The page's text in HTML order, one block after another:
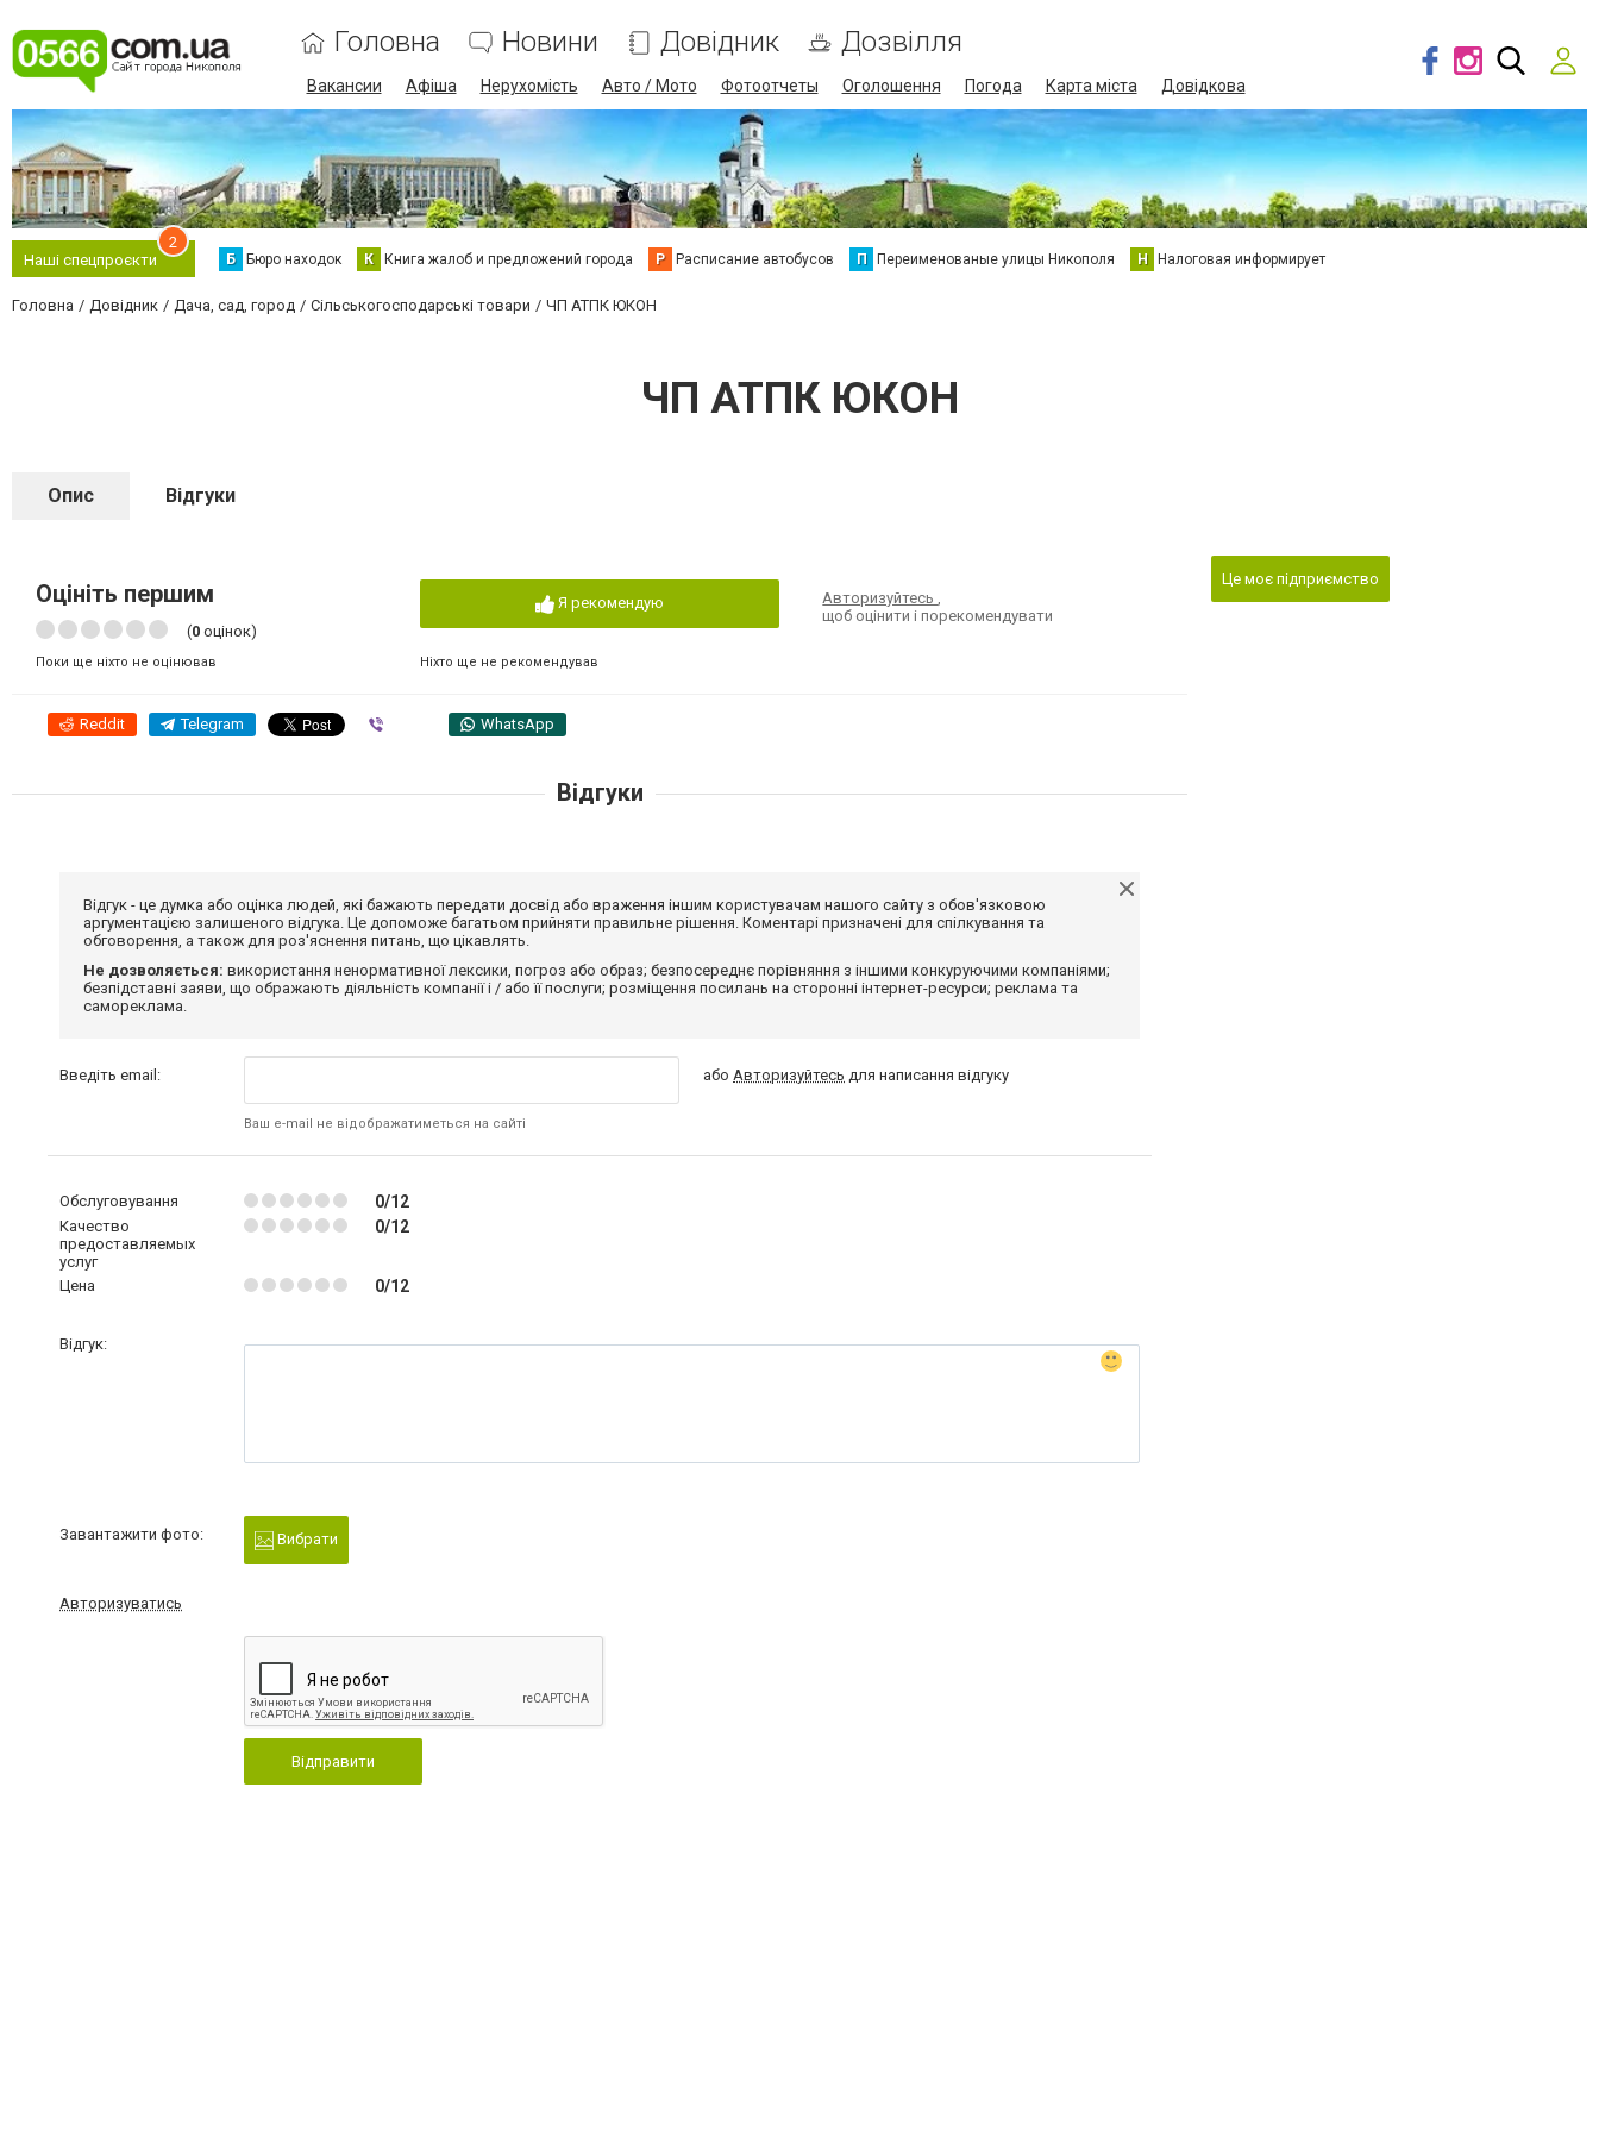
Головна Новини Довідник Дозвілля
Вакансии Афіша Нерухомість Авто / Мото Фотоотчеты Оголошення Погода Карта міста Довідкова
Наші спецпроєкти
2
Б Бюро находок К Книга жалоб и предложений города Р Расписание автобусов П Переименованые улицы Никополя Н Налоговая информирует
Головна Довідник Дача, сад, город Сільськогосподарські товари ЧП АТПК ЮКОН
ЧП АТПК ЮКОН
Опис Відгуки
Оцініть першим
(0 оцінок)
Поки ще ніхто не оцінював
Я рекомендую
Ніхто ще не рекомендував
Авторизуйтесь,
щоб оцінити і порекомендувати
Reddit Telegram WhatsApp
Це моє підприємство
Відгуки
Відгук - це думка або оцінка людей, які бажають передати досвід або враження іншим користувачам нашого сайту з обов'язковою
аргументацією залишеного відгука. Це допоможе багатьом прийняти правильне рішення. Коментарі призначені для спілкування та
обговорення, а також для роз'яснення питань, що цікавлять.
Не дозволяється: використання ненормативної лексики, погроз або образ; безпосереднє порівняння з іншими конкуруючими компаніями;
безпідставні заяви, що ображають діяльність компанії і / або її послуги; розміщення посилань на сторонні інтернет-ресурси; реклама та
самореклама.
Введіть email:
Ваш e-mail не відображатиметься на сайті
абоАвторизуйтесь для написання відгуку
Обслуговування 0/12
Качество
предоставляемых
услуг
0/12
Цена 0/12
Відгук:
Завантажити фото: Вибрати
Авторизуватись
Відправити